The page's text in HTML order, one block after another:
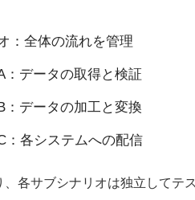
：全体の流れを管理
：データの取得と検証
：データの加工と変換
：各システムへの配信
、各サブシナリオは独立してテ